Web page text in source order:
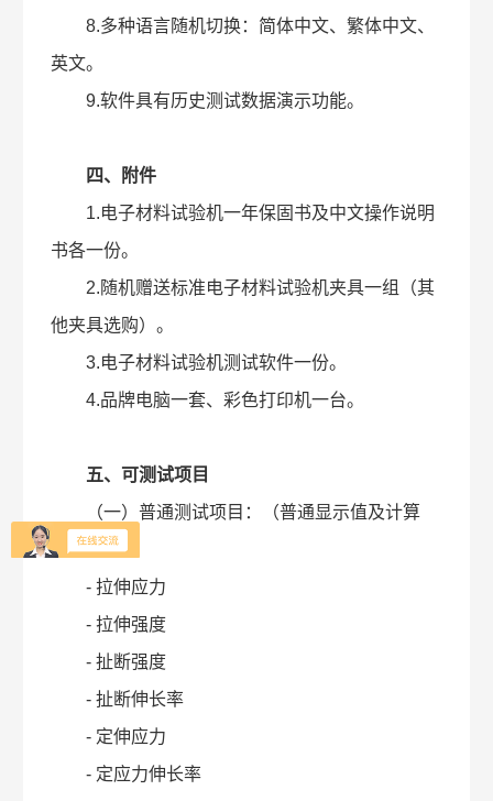
8.多种语言随机切换：简体中文、繁体中文、
英文。
9.软件具有历史测试数据演示功能。
四、附件
1.电子材料试验机一年保固书及中文操作说明
书各一份。
2.随机赠送标准电子材料试验机夹具一组（其
他夹具选购）。
3.电子材料试验机测试软件一份。
4.品牌电脑一套、彩色打印机一台。
五、可测试项目
（一）普通测试项目：（普通显示值及计算
值）
- 拉伸应力
- 拉伸强度
- 扯断强度
- 扯断伸长率
- 定伸应力
- 定应力伸长率